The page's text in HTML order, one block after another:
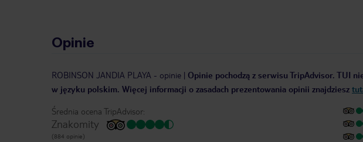
Opinie
ROBINSON JANDIA PLAYA - opinie | Opinie pochodzą z serwisu TripAdvisor. TUI
w języku polskim. Więcej informacji o zasadach prezentowania opinii znajdziesz
Średnia ocena TripAdvisor:
Znakomity
(884 opinie)